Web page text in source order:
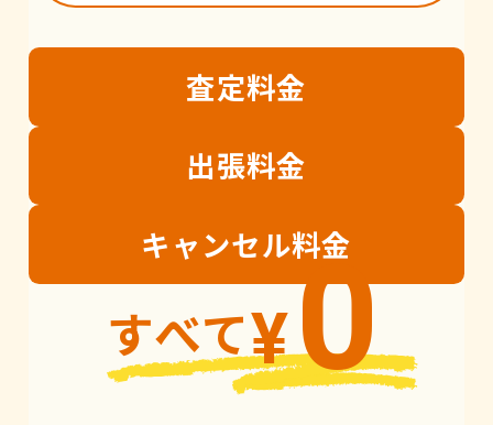
査定料金
出張料金
キャンセル料金
すべて¥0